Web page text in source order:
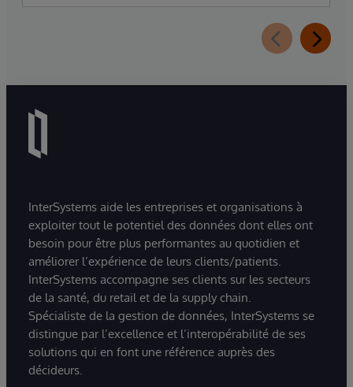
nouvelle extension d’InterSystems Data Studio
alimentée par l’IA générative, qui aide les
données grâce à des interactions en langage
InterSystems aide les entreprises et organisations à
exploiter tout le potentiel des données dont elles ont
besoin pour être plus performantes au quotidien et
améliorer l’expérience de leurs clients/patients.
InterSystems accompagne ses clients sur les secteurs
de la santé, du retail et de la supply chain.
Spécialiste de la gestion de données, InterSystems se
distingue par l’excellence et l’interopérabilité de ses
solutions qui en font une référence auprès des
décideurs.